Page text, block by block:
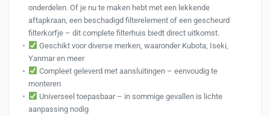
onderdelen. Of je nu te maken hebt met een lekkende
aftapkraan, een beschadigd filterelement of een gescheurd
filterkorfje – dit complete filterhuis biedt direct uitkomst.
Geschikt voor diverse merken, waaronder Kubota, Iseki,
Yanmar en meer
Compleet geleverd met aansluitingen – eenvoudig te
monteren
Universeel toepasbaar – in sommige gevallen is lichte
aanpassing nodig